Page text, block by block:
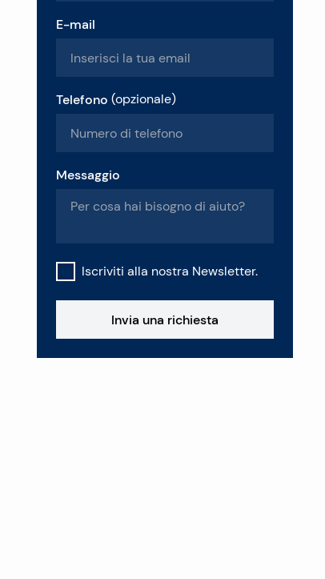
E-mail
Telefono (opzionale)
Messaggio
Iscriviti alla nostra Newsletter.
Invia una richiesta